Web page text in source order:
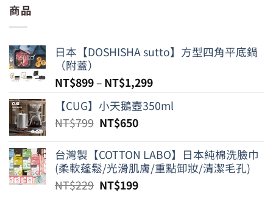
商品
日本【DOSHISHA sutto】方型四角平底鍋
（附蓋）
NT$899– NT$1,299
【CUG】小天鵝壺350ml
NT$799 原
價
格：
NT$799。
NT$650目
價
格：
NT$650。
台灣製【COTTON LABO】日本純棉洗臉巾
(柔軟蓬鬆/光滑肌膚/重點卸妝/清潔毛孔)
NT$229 原
NT$199目